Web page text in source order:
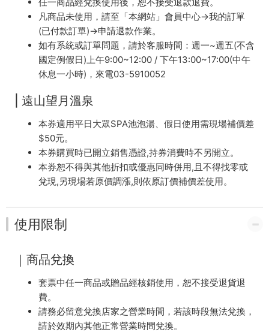
凡商品未使用，請至「本網站」會員中心→我的訂單
(已付款訂單)→申請退款作業。
如有系統或訂單問題，請於客服時間：週一~週五(不含
國定例假日)上午9:00~12:00 / 下午13:00~17:00(中午
休息一小時)，來電03-5910052
| 遠山望月溫泉
本券適用平日大眾SPA池泡湯、假日使用需現場補價差
$50元。
本券購買時已開立銷售憑證,持券消費時不另開立。
本券恕不得與其他折扣或優惠同時併用,且不得找零或
兌現,另現場若原價調漲,則依原訂價補價差使用。
使用限制
｜商品兌換
套票中任一商品或贈品經核銷使用，恕不接受退貨退
費。
請務必留意兌換店家之營業時間，若該時段無法兌換，
請於效期內其他正常營業時間兌換。